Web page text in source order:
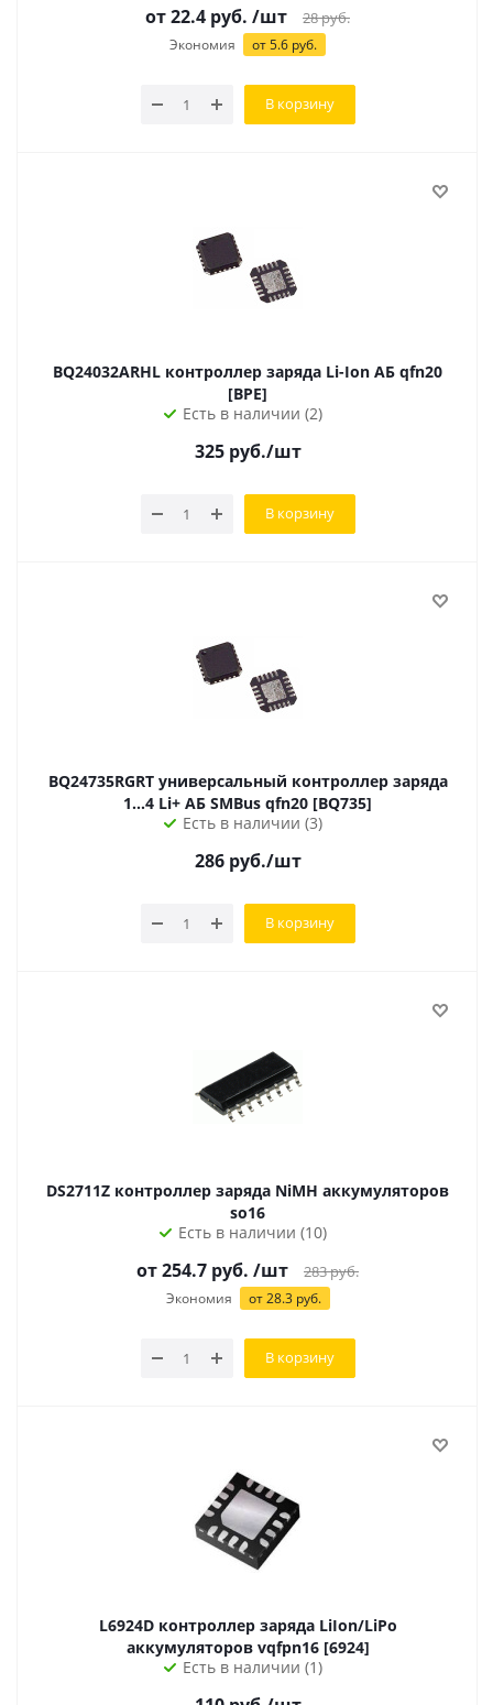
от 22.4 руб. /шт 28руб.
Экономия от 5.6 руб.
В корзину
BQ24032ARHL контроллер заряда Li-Ion АБ qfn20
[BPE]
Есть в наличии (2)
325руб./шт
В корзину
BQ24735RGRT универсальный контроллер заряда
1...4 Li+ АБ SMBus qfn20 [BQ735]
Есть в наличии (3)
286руб./шт
В корзину
DS2711Z контроллер заряда NiMH аккумуляторов
so16
Есть в наличии (10)
от 254.7 руб. /шт 283руб.
Экономия от 28.3 руб.
В корзину
L6924D контроллер заряда LiIon/LiPo
аккумуляторов vqfpn16 [6924]
Есть в наличии (1)